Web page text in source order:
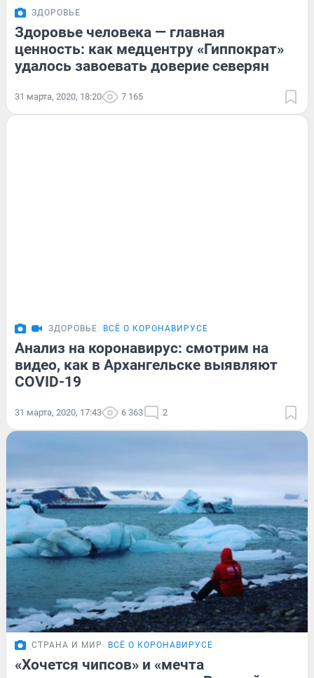
ЗДОРОВЬЕ
Здоровье человека — главная
ценность: как медцентру «Гиппократ»
удалось завоевать доверие северян
31 марта, 2020, 18:20 7 165
ЗДОРОВЬЕ ВСЁ О КОРОНАВИРУСЕ
Анализ на коронавирус: смотрим на
видео, как в Архангельске выявляют
COVID-19
31 марта, 2020, 17:43 6 363 2
СТРАНА И МИР ВСЁ О КОРОНАВИРУСЕ
«Хочется чипсов» и «мечта